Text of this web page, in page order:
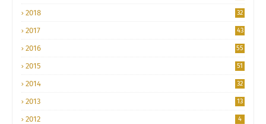
2018 32
2017 43
2016 55
2015 51
2014 32
2013 13
2012 4